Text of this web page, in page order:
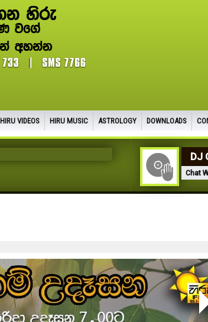
HIRU VIDEOS HIRU MUSIC ASTROLOGY DOWNLOADS
DJ
Chat